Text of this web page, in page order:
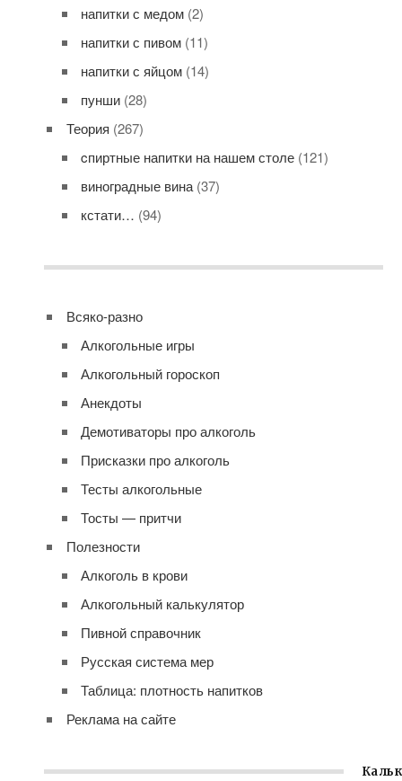
напитки с медом (2)
напитки с пивом (11)
напитки с яйцом (14)
пунши (28)
Теория (267)
cпиртные напитки на нашем столе (121)
виноградные вина (37)
кстати… (94)
Всяко-разно
Алкогольные игры
Алкогольный гороскоп
Анекдоты
Демотиваторы про алкоголь
Присказки про алкоголь
Тесты алкогольные
Тосты — притчи
Полезности
Алкоголь в крови
Алкогольный калькулятор
Пивной справочник
Русская система мер
Таблица: плотность напитков
Реклама на сайте